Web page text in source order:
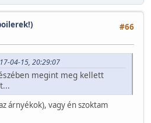
#66
04-15, 20:29:07
megint meg kellett
árnyékok), vagy én szoktam